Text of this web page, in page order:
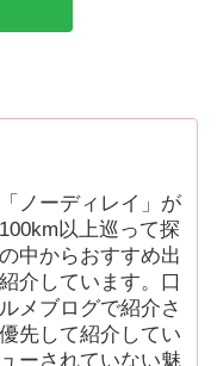
ノーディレイ」が
以上巡って探
中からおすすめ出
介しています。口
メブログで紹介さ
先して紹介してい
ーされていない魅